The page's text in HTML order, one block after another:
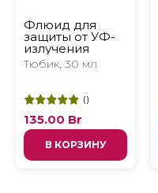
Флюид для
защиты от УФ-
излучения
Тюбик, 30 мл
()
135.00 Br
В КОРЗИНУ